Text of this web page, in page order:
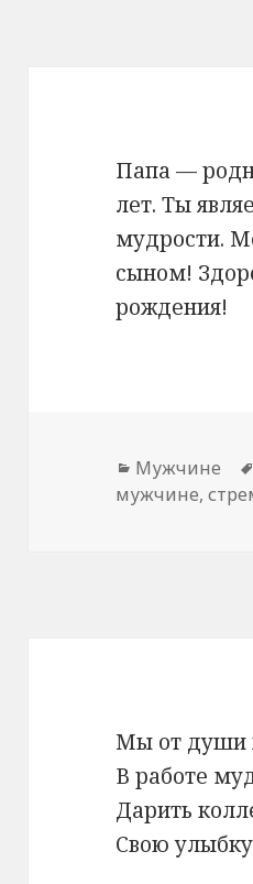
Папа —
лет. Ты
мудрости.
сыном!
рождения!
Рубрики
Мужчине
мужчине,
Мы от души
В работе
Дарить
Свою